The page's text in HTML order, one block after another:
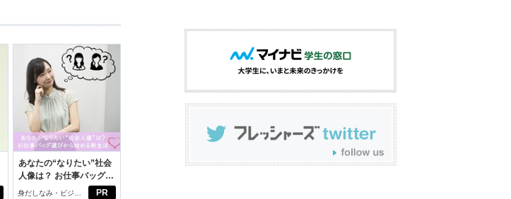
PR
あなたの“なりたい”社会
人像は？ お仕事バッグ選
びから始める新生活
身だしなみ・ビジネ